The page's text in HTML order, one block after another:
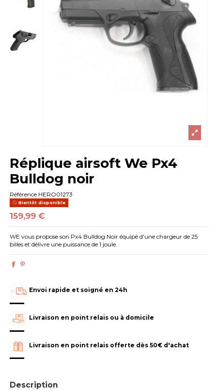
Réplique airsoft We Px4
Bulldog noir
Référence HERO01273
Bientôt disponible
159,99 €
WE vous propose son Px4 Bulldog Noir équipé d'une chargeur de 25
billes et délivre une puissance de 1 joule.
Envoi rapide et soigné en 24h
Livraison en point relais ou à domicile
Livraison en point relais offerte dès 50€ d'achat
Description